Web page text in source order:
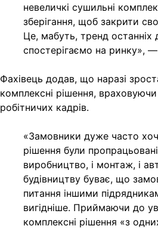
невеличкі сушильні
зберігання, щоб закрити
Це, мабуть, тренд
спостерігаємо на ринку»,
Фахівець додав, що наразі
комплексні рішення, враховуючи
робітничих кадрів.
«Замовники дуже часто
рішення були
виробництво, і монтаж, і
будівництву буває, що
питання іншими
вигідніше. Приймаючи до
комплексні рішення «з